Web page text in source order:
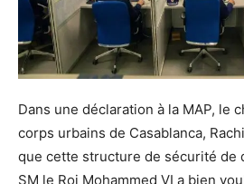
Dans une déclaration à la MAP, le
corps urbains de Casablanca,
que cette structure de sécurité de
SM le Roi Mohammed VI a bien